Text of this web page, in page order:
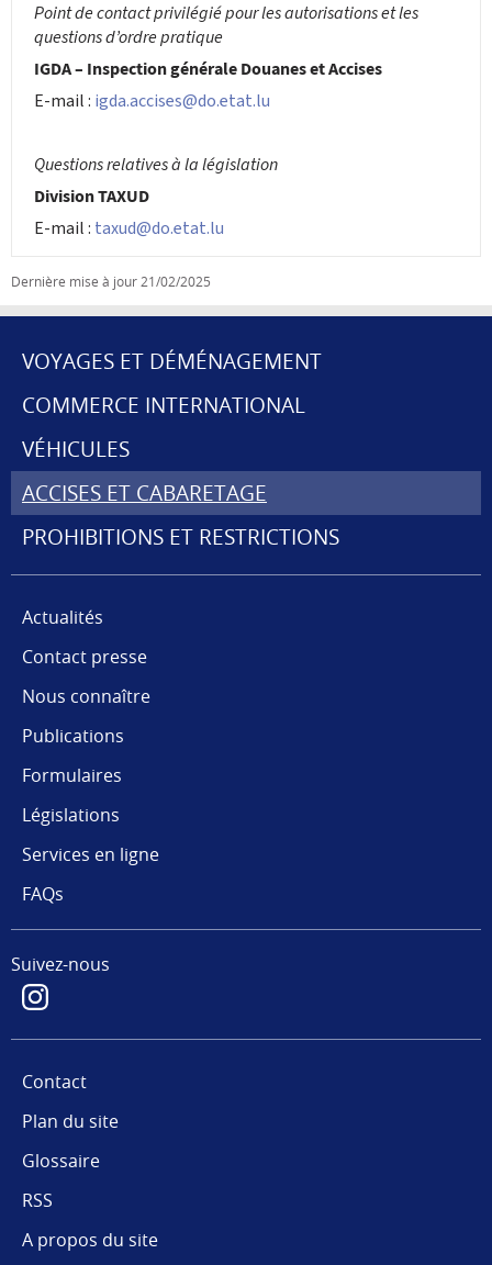
Point de contact privilégié pour les autorisationset les
questions d’ordre pratique
IGDA – Inspection générale Douanes et Accises
E-mail : igda.accises@do.etat.lu
Questions relatives à la législation
Division TAXUD
E-mail : taxud@do.etat.lu
Dernière mise à jour 21/02/2025
MENU
DE
NAVIGATION
VOYAGES ET DÉMÉNAGEMENT
COMMERCE INTERNATIONAL
VÉHICULES
ACCISES ET CABARETAGE
PROHIBITIONS ET RESTRICTIONS
Actualités
Contact presse
Nous connaître
Publications
Formulaires
Législations
Services en ligne
FAQs
Suivez-nous
Contact
Plan du site
Glossaire
RSS
A propos du site